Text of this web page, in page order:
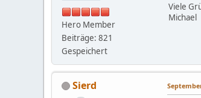
Hero Member
Beiträge: 821
Gespeichert
Viele
Michael
Sierd